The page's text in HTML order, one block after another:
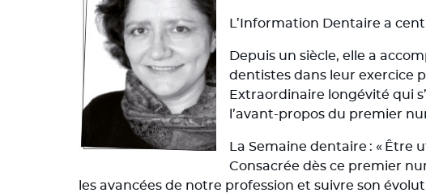
L’Information Dentaire a
Depuis un siècle, elle a
dentistes dans leur exercice
Extraordinaire longévité qui
l’avant-propos du premier
La Semaine dentaire : « Être
Consacrée dès ce premier
les avancées de notre profession et suivre son